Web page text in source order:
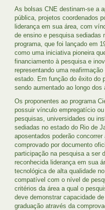
As bolsas CNE destinam-se a
pública, projetos coordenados
liderança em sua área, com
de ensino e pesquisa sediadas
programa, que foi lançado em
como uma iniciativa pioneira
financiamento à pesquisa e
representando uma
estado. Em função do êxito do
sendo aumentado ao longo dos
Os proponentes ao programa
possuir vínculo empregatício
pesquisas, universidades ou
sediadas no estado do Rio de
aposentados poderão
comprovado por documento
participação na pesquisa a ser
reconhecida liderança em sua
tecnológica de alta qualidade
compatível com o nível de
critérios da área a qual o
deve demonstrar capacidade
graduação através da